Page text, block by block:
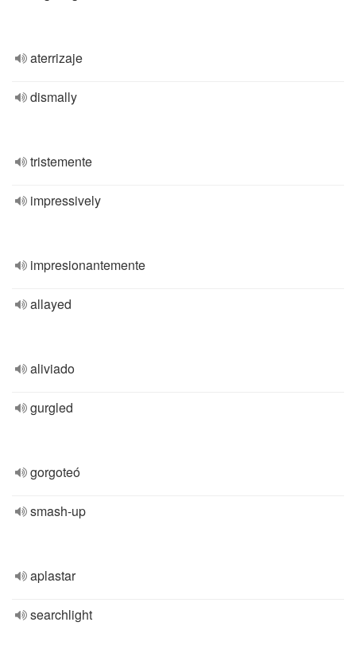
aterrizaje
dismally
tristemente
impressively
impresionantemente
allayed
aliviado
gurgled
gorgoteó
smash-up
aplastar
searchlight